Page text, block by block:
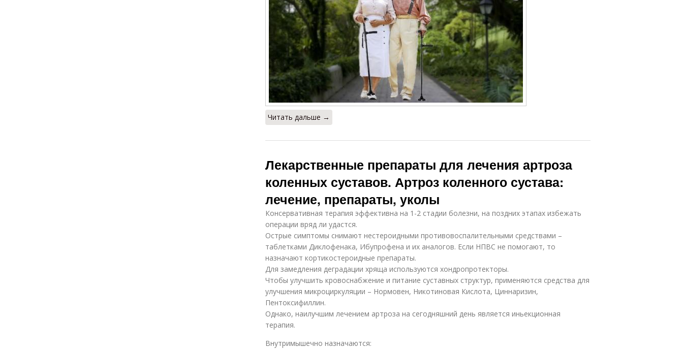
Читать дальше →
Лекарственные препараты для лечения артроза
коленных суставов. Артроз коленного сустава:
лечение, препараты, уколы
Консервативная терапия эффективна на 1-2 стадии болезни, на поздних этапах избежать
операции вряд ли удастся.
Острые симптомы снимают нестероидными противовоспалительными средствами –
таблетками Диклофенака, Ибупрофена и их аналогов. Если НПВС не помогают, то
назначают кортикостероидные препараты.
Для замедления деградации хряща используются хондропротекторы.
Чтобы улучшить кровоснабжение и питание суставных структур, применяются средства для
улучшения микроциркуляции – Нормовен, Никотиновая Кислота, Циннаризин,
Пентоксифиллин.
Однако, наилучшим лечением артроза на сегодняшний день является иньекционная
терапия.
Внутримышечно назначаются: